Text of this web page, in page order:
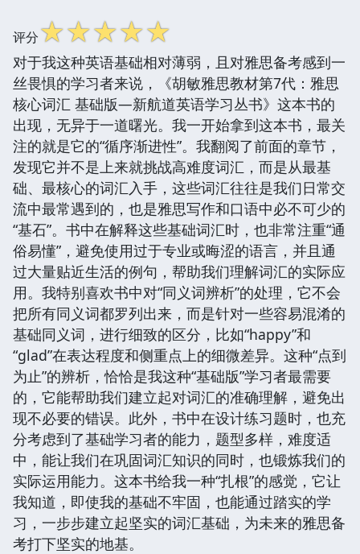
评分☆☆☆☆☆
对于我这种英语基础相对薄弱，且对雅思备考感到一
丝畏惧的学习者来说，《胡敏雅思教材第7代：雅思
核心词汇 基础版—新航道英语学习丛书》这本书的
出现，无异于一道曙光。我一开始拿到这本书，最关
注的就是它的“循序渐进性”。我翻阅了前面的章节，
发现它并不是上来就挑战高难度词汇，而是从最基
础、最核心的词汇入手，这些词汇往往是我们日常交
流中最常遇到的，也是雅思写作和口语中必不可少的
“基石”。书中在解释这些基础词汇时，也非常注重“通
俗易懂”，避免使用过于专业或晦涩的语言，并且通
过大量贴近生活的例句，帮助我们理解词汇的实际应
用。我特别喜欢书中对“同义词辨析”的处理，它不会
把所有同义词都罗列出来，而是针对一些容易混淆的
基础同义词，进行细致的区分，比如“happy”和
“glad”在表达程度和侧重点上的细微差异。这种“点到
为止”的辨析，恰恰是我这种“基础版”学习者最需要
的，它能帮助我们建立起对词汇的准确理解，避免出
现不必要的错误。此外，书中在设计练习题时，也充
分考虑到了基础学习者的能力，题型多样，难度适
中，能让我们在巩固词汇知识的同时，也锻炼我们的
实际运用能力。这本书给我一种“扎根”的感觉，它让
我知道，即使我的基础不牢固，也能通过踏实的学
习，一步步建立起坚实的词汇基础，为未来的雅思备
考打下坚实的地基。